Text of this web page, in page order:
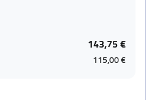
143,75 €
115,00 €